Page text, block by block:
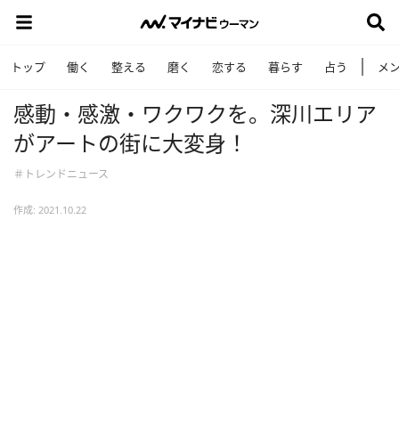
トップ 働く 整える 磨く 恋する 暮らす 占う メ
感動・感激・ワクワクを。深川エリア
がアートの街に大変身！
＃トレンドニュース
作成: 2021.10.22